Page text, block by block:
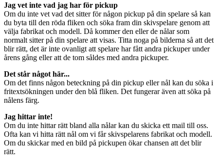
Jag vet inte vad jag har för pickup
Om du inte vet vad det sitter för någon pickup på din spelare så kan
du byta till den röda fliken och söka fram din skivspelare genom att
välja fabrikat och modell. Då kommer den eller de nålar som
normalt sitter på din spelare att visas. Titta noga på bilderna så att det
blir rätt, det är inte ovanligt att spelare har fått andra pickuper under
årens gång eller att de tom såldes med andra pickuper.
Det står något här...
Om det finns någon beteckning på din pickup eller nål kan du söka i
fritextsökningen under den blå fliken. Det fungerar även att söka på
nålens färg.
Jag hittar inte!
Om du inte hittar rätt bland alla nålar kan du skicka ett mail till oss.
Ofta kan vi hitta rätt nål om vi får skivspelarens fabrikat och modell.
Om du skickar med en bild på pickupen ökar chansen att det blir
rätt.